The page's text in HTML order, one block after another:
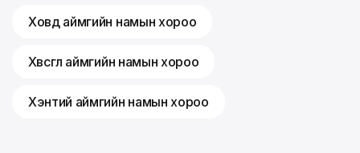
Ховд аймгийн намын хороо
Хөвсгөл аймгийн намын хороо
Хэнтий аймгийн намын хороо